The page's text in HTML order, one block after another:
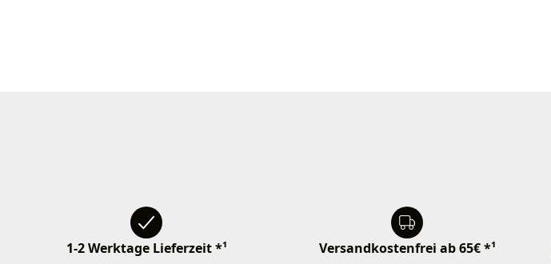
1-2 Werktage Lieferzeit *¹ Versandkostenfrei ab 65€ *¹